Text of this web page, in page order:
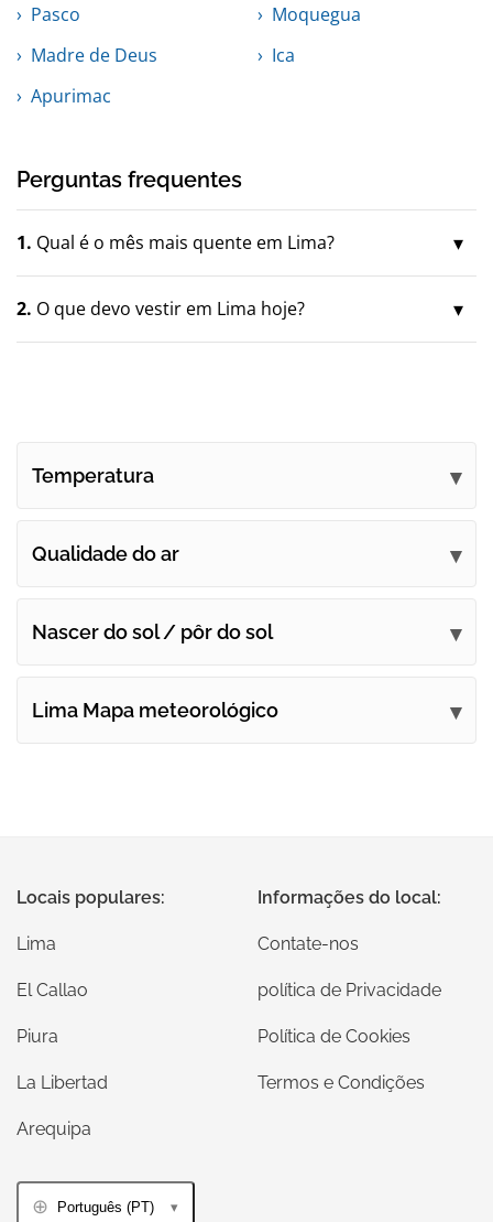
Pasco
Moquegua
Madre de Deus
Ica
Apurimac
Perguntas frequentes
1. Qual é o mês mais quente em Lima?
2. O que devo vestir em Lima hoje?
Temperatura
Qualidade do ar
Nascer do sol / pôr do sol
Lima Mapa meteorológico
Locais populares:
Lima
El Callao
Piura
La Libertad
Arequipa
Informações do local:
Contate-nos
política de Privacidade
Política de Cookies
Termos e Condições
Português (PT)